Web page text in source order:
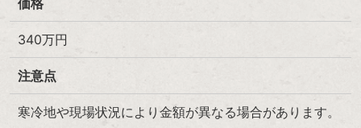
価格
340万円
注意点
寒冷地や現場状況により金額が異なる場合があります。